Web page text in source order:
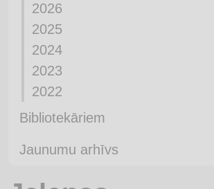
2026
2025
2024
2023
2022
Bibliotekāriem
Jaunumu arhīvs